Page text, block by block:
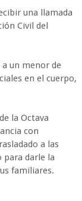
una llamada
Civil del
un menor de
en el cuerpo,
la Octava
con
a las
para darle la
familiares.